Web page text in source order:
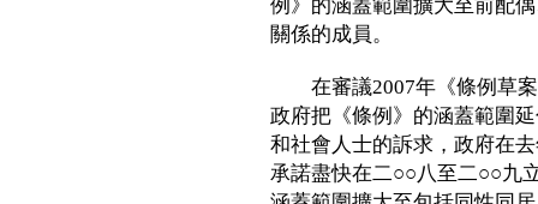
例》的涵蓋範圍擴大至前配
關係的成員。
在審議2007年《條例草案
政府把《條例》的涵蓋範圍
和社會人士的訴求，政府在
承諾盡快在二○○八至二○○九